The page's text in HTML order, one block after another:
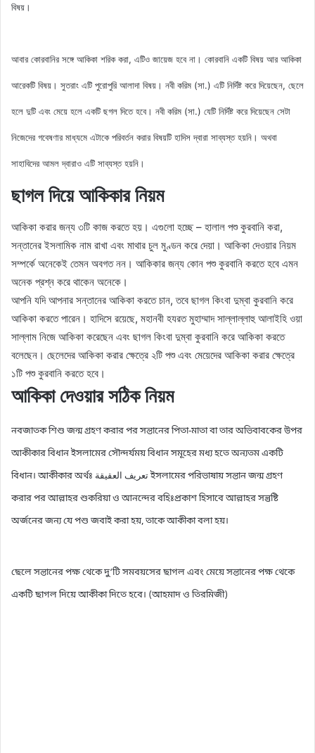
বিষয়।
আবার কোরবানির সঙ্গে আকিকা শরিক করা, এটিও জায়েজ হবে না। কোরবানি একটি বিষয় আর আকিকা
আরেকটি বিষয়। সুতরাং এটি পুরোপুরি আলাদা বিষয়। নবী করিম (সা.) এটি নির্দিষ্ট করে দিয়েছেন, ছেলে
হলে দুটি এবং মেয়ে হলে একটি ছগল দিতে হবে। নবী করিম (সা.) যেটি নির্দিষ্ট করে দিয়েছেন সেটা
নিজেদের গবেষণার মাধ্যমে এটাকে পরিবর্তন করার বিষয়টি হাদিস দ্বারা সাব্যস্ত হয়নি। অথবা
সাহাবিদের আমল দ্বারাও এটি সাব্যস্ত হয়নি।
ছাগল দিয়ে আকিকার নিয়ম
আকিকা করার জন্য ৩টি কাজ করতে হয়। এগুলো হচ্ছে – হালাল পশু কুরবানি করা,
সন্তানের ইসলামিক নাম রাখা এবং মাথার চুল মুণ্ডন করে দেয়া। আকিকা দেওয়ার নিয়ম
সম্পর্কে অনেকেই তেমন অবগত নন। আকিকার জন্য কোন পশু কুরবানি করতে হবে এমন
অনেক প্রশ্ন করে থাকেন অনেকে।
আপনি যদি আপনার সন্তানের আকিকা করতে চান, তবে ছাগল কিংবা দুম্বা কুরবানি করে
আকিকা করতে পারেন। হাদিসে রয়েছে, মহানবী হযরত মুহাম্মাদ সাল্লাল্লাহু আলাইহি ওয়া
সাল্লাম নিজে আকিকা করেছেন এবং ছাগল কিংবা দুম্বা কুরবানি করে আকিকা করতে
বলেছেন। ছেলেদের আকিকা করার ক্ষেত্রে ২টি পশু এবং মেয়েদের আকিকা করার ক্ষেত্রে
১টি পশু কুরবানি করতে হবে।
আকিকা দেওয়ার সঠিক নিয়ম
নবজাতক শিশু জন্ম গ্রহণ করার পর সন্তানের পিতা-মাতা বা তার অভিবাবকের উপর
আকীকার বিধান ইসলামের সৌন্দর্যময় বিধান সমূহের মধ্য হতে অন্যতম একটি
বিধান। আকীকার অর্থঃ تعريف العقيقة ইসলামের পরিভাষায় সন্তান জন্ম গ্রহণ
করার পর আল্লাহর শুকরিয়া ও আনন্দের বহিঃপ্রকাশ হিসাবে আল্লাহর সন্তুষ্টি
অর্জনের জন্য যে পশু জবাই করা হয়, তাকে আকীকা বলা হয়।
ছেলে সন্তানের পক্ষ থেকে দু‘টি সমবয়সের ছাগল এবং মেয়ে সন্তানের পক্ষ থেকে
একটি ছাগল দিয়ে আকীকা দিতে হবে। (আহমাদ ও তিরমিজী)